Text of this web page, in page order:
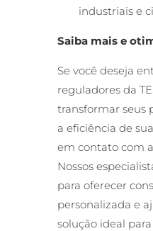
industriais e
Saiba mais e
Se você deseja
reguladores da
transformar seus
a eficiência de
em contato com
Nossos
para oferecer
personalizada e
solução ideal